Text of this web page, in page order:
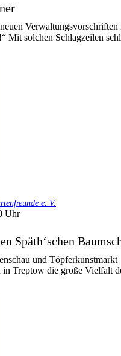
neuen
Mit solchen Schlagzeilen
e. V.
Uhr
Späth‘schen
und
in Treptow die große Vielfalt